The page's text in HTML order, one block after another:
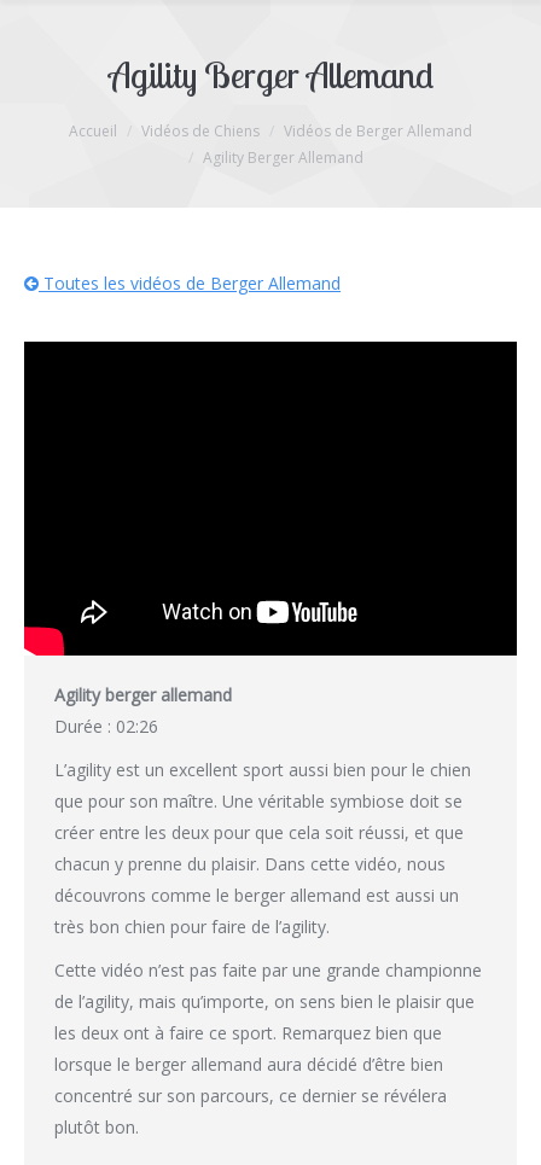
Agility Berger Allemand
Vous êtes ici :
Accueil Vidéos de Chiens
Vidéos de Berger Allemand
Agility Berger Allemand
Toutes les vidéos de Berger Allemand
Agility berger allemand
Durée : 02:26
L’agility est un excellent sport aussi bien pour le chien
que pour son maître. Une véritable symbiose doit se
créer entre les deux pour que cela soit réussi, et que
chacun y prenne du plaisir. Dans cette vidéo, nous
découvrons comme le berger allemand est aussi un
très bon chien pour faire de l’agility.
Cette vidéo n’est pas faite par une grande championne
de l’agility, mais qu’importe, on sens bien le plaisir que
les deux ont à faire ce sport. Remarquez bien que
lorsque le berger allemand aura décidé d’être bien
concentré sur son parcours, ce dernier se révélera
plutôt bon.